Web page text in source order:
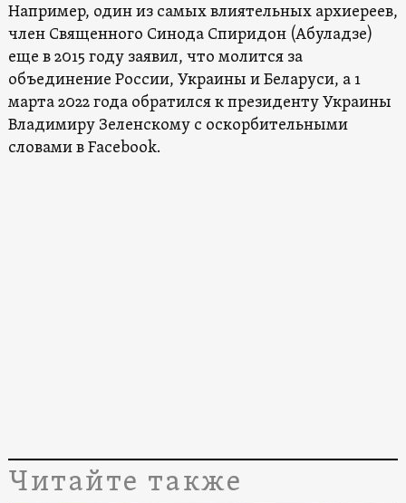
Например, один из самых влиятельных архиереев,
член Священного Синода Спиридон (Абуладзе)
еще в 2015 году заявил, что молится за
объединение России, Украины и Беларуси, а 1
марта 2022 года обратился к президенту Украины
Владимиру Зеленскому с оскорбительными
словами в Facebook.
Читайте также